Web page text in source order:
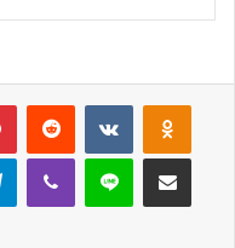
PinterestReddit VKontakte
TelegramViber Line E-Posta ile